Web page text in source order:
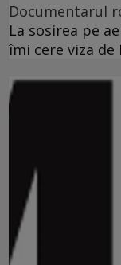
Documentarul
La sosirea pe
îmi cere viza de